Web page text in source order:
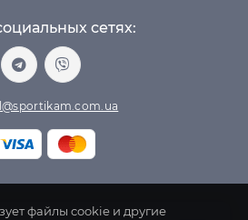
сетях:
файлы cookie и другие